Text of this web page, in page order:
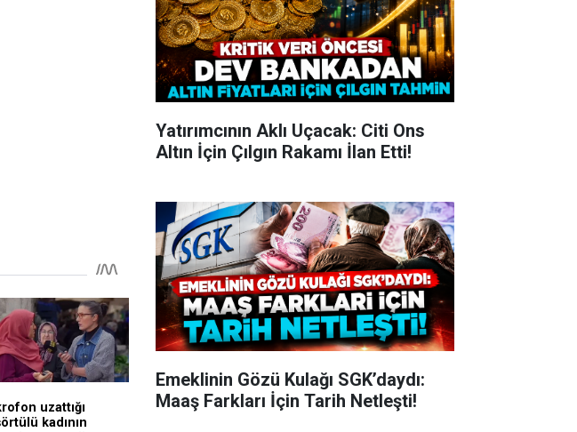
Yatırımcının Aklı Uçacak: Citi Ons
Altın İçin Çılgın Rakamı İlan Etti!
Emeklinin Gözü Kulağı SGK’daydı:
Maaş Farkları İçin Tarih Netleşti!